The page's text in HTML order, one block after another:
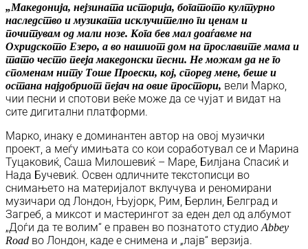
„Македонија, нејзината историја, богатото културно
наследство и музиката исклучително ги ценам и
почитувам од мали нозе. Кога бев мал доаѓавме на
Охридското Езеро, а во нашиот дом на прославите мама и
тато често пееја македонски песни. Не можам да не го
споменам ниту Тоше Проески, кој, според мене, беше и
остана најдобриот пејач на овие простори, вели Марко,
чии песни и спотови веќе може да се чујат и видат на
сите дигитални платформи.
Марко, инаку е доминантен автор на овој музички
проект, а меѓу имињата со кои соработувал се и Марина
Туцаковиќ, Саша Милошевиќ – Маре, Билјана Спасиќ и
Нада Бучевиќ. Освен одличните текстописци во
снимањето на материјалот вклучува и реномирани
музичари од Лондон, Њујорк, Рим, Берлин, Белград и
Загреб, а миксот и мастерингот за еден дел од албумот
„Доѓи да те волим“ е правен во познатото студиоAbbey
Road во Лондон, каде е снимена и „лајв“ верзија.